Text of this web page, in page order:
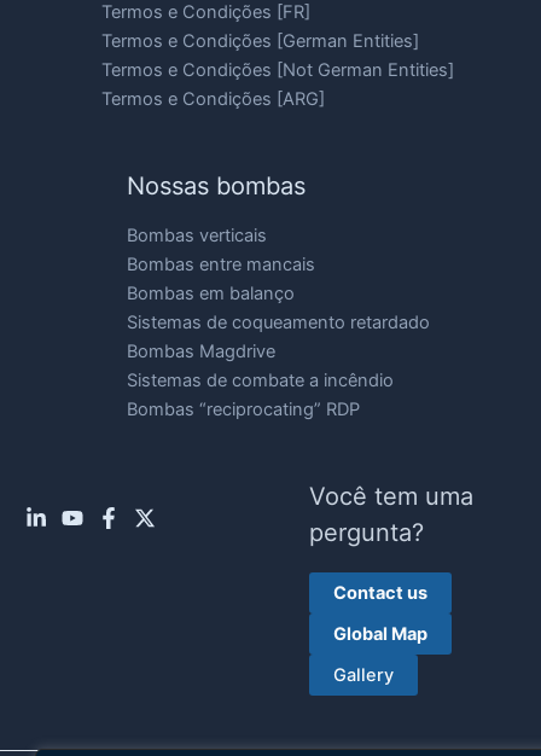
Termos e Condições [FR]
Termos e Condições [German Entities]
Termos e Condições [Not German Entities]
Termos e Condições [ARG]
Nossas bombas
Bombas verticais
Bombas entre mancais
Bombas em balanço
Sistemas de coqueamento retardado
Bombas Magdrive
Sistemas de combate a incêndio
Bombas “reciprocating” RDP
Você tem uma
pergunta?
Contact us
Global Map
Gallery